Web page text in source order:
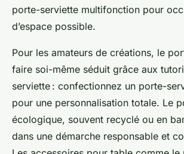
porte-serviette multifonction pour
d’espace possible.
Pour les amateurs de créations, le
faire soi-même séduit grâce aux
serviette : confectionnez un porte-
pour une personnalisation totale. Le
écologique, souvent recyclé ou en
dans une démarche responsable et